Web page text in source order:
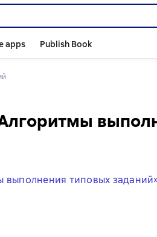
apps Publish Book
выполнения типовых